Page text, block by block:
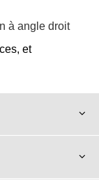
à angle droit
et